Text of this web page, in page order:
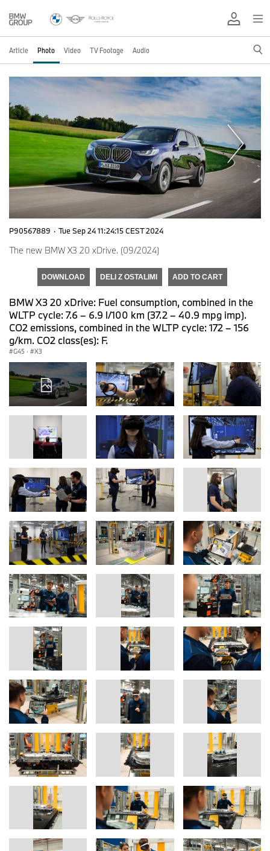
Article Photo Video TV Footage Audio
P90567889 · Tue Sep 24 11:24:15 CEST 2024
The new BMW X3 20 xDrive. (09/2024)
DOWNLOAD DELI Z OSTALIMI ADD TO CART
BMW X3 20 xDrive: Fuel consumption, combined in the
WLTP cycle: 7.6 – 6.9 l/100 km (37.2 – 40.9 mpg imp).
CO2 emissions, combined in the WLTP cycle: 172 – 156
g/km. CO2 class(es): F.
G45 · X3